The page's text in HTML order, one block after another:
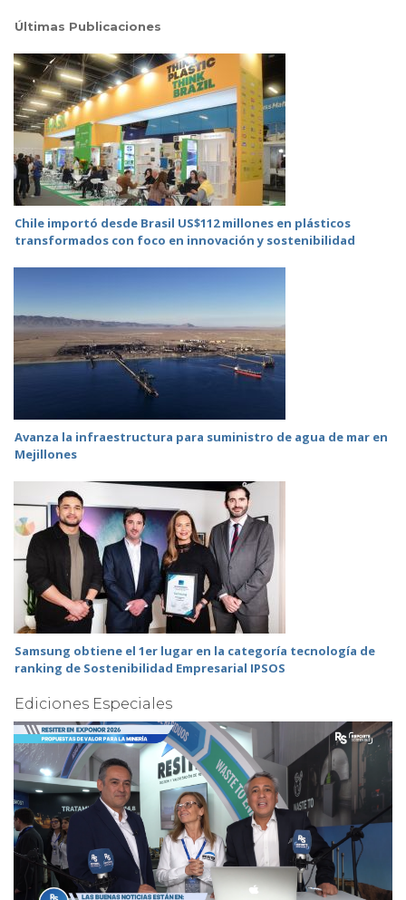
Últimas Publicaciones
Chile importó desde Brasil US$112 millones en plásticos
transformados con foco en innovación y sostenibilidad
Avanza la infraestructura para suministro de agua de mar en
Mejillones
Samsung obtiene el 1er lugar en la categoría tecnología de
ranking de Sostenibilidad Empresarial IPSOS
Ediciones Especiales